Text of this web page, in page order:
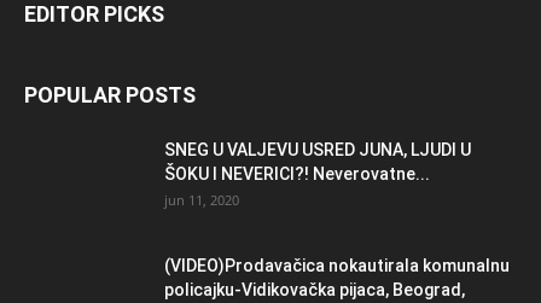
EDITOR PICKS
POPULAR POSTS
SNEG U VALJEVU USRED JUNA, LJUDI U
ŠOKU I NEVERICI?! Neverovatne...
jun 11, 2020
(VIDEO)Prodavačica nokautirala komunalnu
policajku-Vidikovačka pijaca, Beograd,